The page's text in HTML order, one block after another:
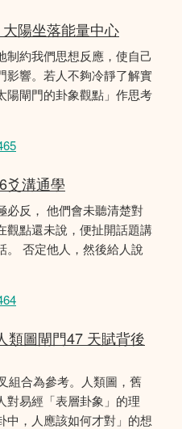
陽坐落能量中心
制約我們思想反應，使自己
影響。若人不夠冷靜了解實
陽閘門的卦象觀點」作思考
爻溝通學
必反， 他們會未聽清楚對
觀點還未說，便扯開話題講
。 否定他人，然後給人說
類圖閘門47 天賦背後
組合為參考。人類圖，舊
對易經「表層卦象」的理
中，人應該如何才對」的想